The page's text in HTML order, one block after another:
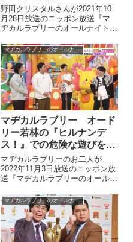
野田クリスタルさんが2021年10
月28日放送のニッポン放送『マ
ヂカルラブリーのオールナイトニ
いた『学校へ行こう！』最終回に
ついてトーク。生放送前にV6の
皆さんのところに挨拶に行った話
をしていました。
マヂカルラブリーのオールナイトニッポン0
マヂカルラブリー オード
リー若林の『ヒルナンデ
ス！』での危険な遊びを語
る
マヂカルラブリーのお二人が
2022年11月3日放送のニッポン放
送『マヂカルラブリーのオールナ
ンデス！』水曜日レギュラーにな
ったことについてトーク。オード
リー若林さんが番組中にしている
よくない遊びについて話していま
した。
マヂカルラブリーのオールナイトニッポン0